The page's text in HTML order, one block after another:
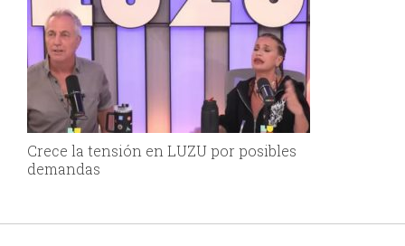
Crece la tensión en LUZU por posibles
demandas